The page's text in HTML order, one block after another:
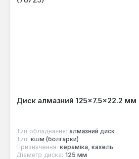
Диск алмазний 125×7.5×22.2 мм
Тип обладнання: алмазний диск
Тип: кшм (болгарки)
Призначення: кераміка, кахель
Діаметр диска: 125 мм